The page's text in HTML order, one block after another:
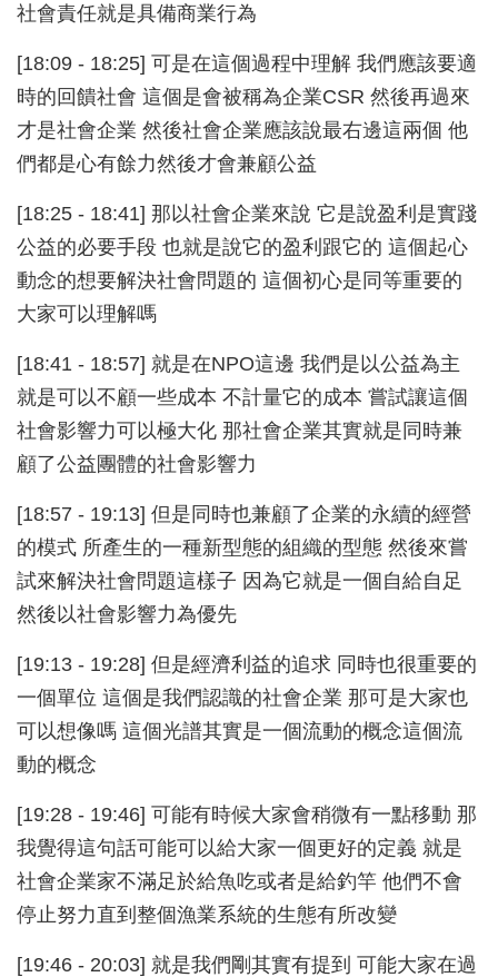
社會責任就是具備商業行為
[18:09 - 18:25] 可是在這個過程中理解 我們應該要適
時的回饋社會 這個是會被稱為企業CSR 然後再過來
才是社會企業 然後社會企業應該說最右邊這兩個 他
們都是心有餘力然後才會兼顧公益
[18:25 - 18:41] 那以社會企業來說 它是說盈利是實踐
公益的必要手段 也就是說它的盈利跟它的 這個起心
動念的想要解決社會問題的 這個初心是同等重要的
大家可以理解嗎
[18:41 - 18:57] 就是在NPO這邊 我們是以公益為主
就是可以不顧一些成本 不計量它的成本 嘗試讓這個
社會影響力可以極大化 那社會企業其實就是同時兼
顧了公益團體的社會影響力
[18:57 - 19:13] 但是同時也兼顧了企業的永續的經營
的模式 所產生的一種新型態的組織的型態 然後來嘗
試來解決社會問題這樣子 因為它就是一個自給自足
然後以社會影響力為優先
[19:13 - 19:28] 但是經濟利益的追求 同時也很重要的
一個單位 這個是我們認識的社會企業 那可是大家也
可以想像嗎 這個光譜其實是一個流動的概念這個流
動的概念
[19:28 - 19:46] 可能有時候大家會稍微有一點移動 那
我覺得這句話可能可以給大家一個更好的定義 就是
社會企業家不滿足於給魚吃或者是給釣竿 他們不會
停止努力直到整個漁業系統的生態有所改變
[19:46 - 20:03] 就是我們剛其實有提到 可能大家在過